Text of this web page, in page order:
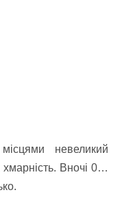
невеликий
хмарність. Вночі 0…